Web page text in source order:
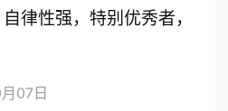
律性强，特别优秀者，
07日